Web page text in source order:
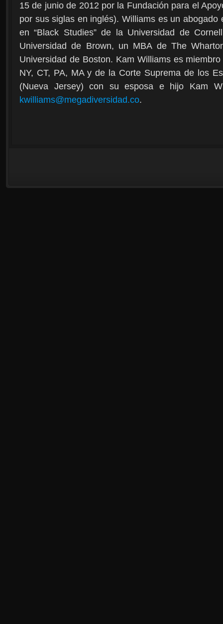
15 de junio de 2012 por la Fundación para el
por sus siglas en inglés). Williams es un abogado
en “Black Studies” de la Universidad de
Universidad de Brown, un MBA de The
Universidad de Boston. Kam Williams es
NY, CT, PA, MA y de la Corte Suprema de los
(Nueva Jersey) con su esposa e hijo Kam
kwilliams@megadiversidad.co.